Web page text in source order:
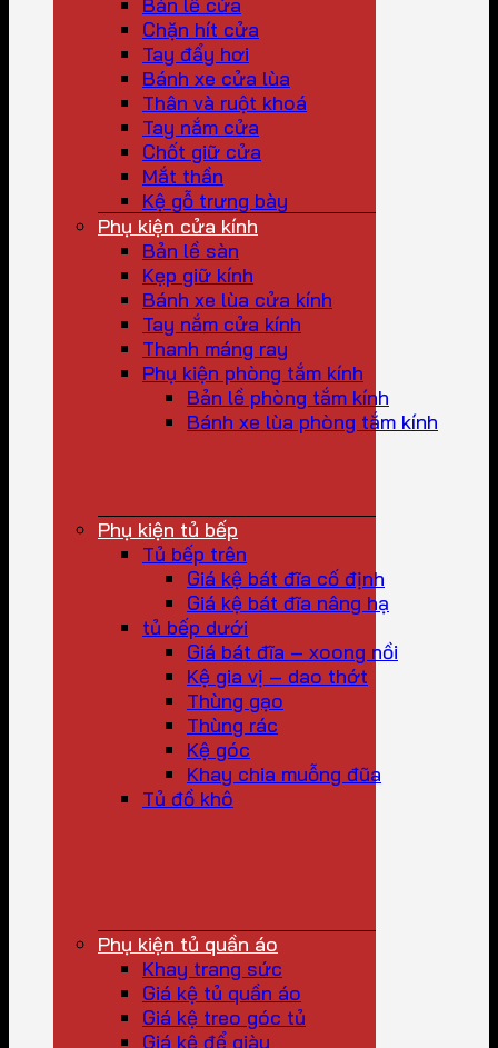
Chặn hít cửa
Tay đẩy hơi
Bánh xe cửa lùa
Thân và ruột khoá
Tay nắm cửa
Chốt giữ cửa
Mắt thần
Kệ gỗ trưng bày
Phụ kiện cửa kính
Bản lề sàn
Kẹp giữ kính
Bánh xe lùa cửa kính
Tay nắm cửa kính
Thanh máng ray
Phụ kiện phòng tắm kính
Bản lề phòng tắm kính
Bánh xe lùa phòng tắm kính
Phụ kiện tủ bếp
Tủ bếp trên
Giá kệ bát đĩa cố định
Giá kệ bát đĩa nâng hạ
tủ bếp dưới
Giá bát đĩa – xoong nồi
Kệ gia vị – dao thớt
Thùng gạo
Thùng rác
Kệ góc
Khay chia muỗng đũa
Tủ đồ khô
Phụ kiện tủ quần áo
Khay trang sức
Giá kệ tủ quần áo
Giá kệ treo góc tủ
Giá kệ để giày